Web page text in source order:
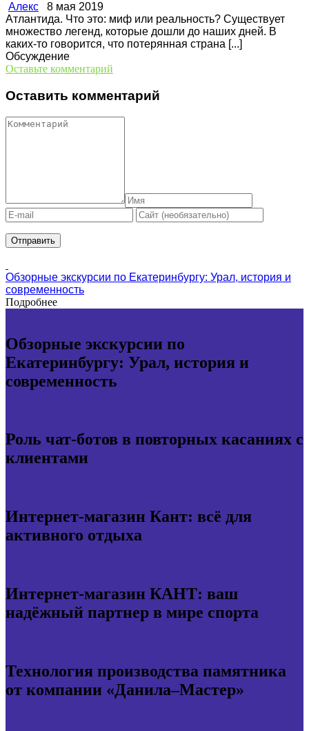
Алекс 8 мая 2019
Атлантида. Что это: миф или реальность? Существует
множество легенд, которые дошли до наших дней. В
каких-то говорится, что потерянная страна [...]
Обсуждение
Оставьте комментарий
Оставить комментарий
Обзорные экскурсии по Екатеринбургу: Урал, история и
современность
Подробнее
Обзорные экскурсии по
Екатеринбургу: Урал, история и
современность
Роль чат-ботов в повторных касаниях с
клиентами
Интернет-магазин Кант: всё для
активного отдыха
Интернет-магазин КАНТ: ваш
надёжный партнер в мире спорта
Технология производства памятника
от компании «Данила–Мастер»